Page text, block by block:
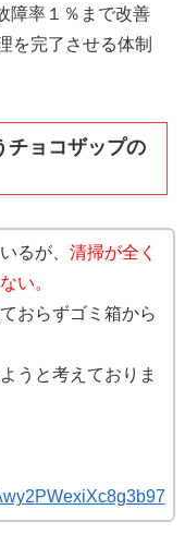
障率１％まで改善
を完了させる体制
チョコザップの
るが、 清掃が全く
い。
おらずゴミ箱から
うと考えておりま